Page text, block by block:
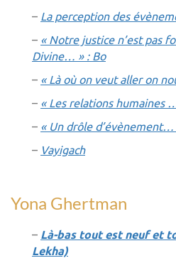
– La perception des
– « Notre justice n’est pas
Divine… » : Bo
– « Là où on veut aller on
– « Les relations humaines
– « Un drôle d’évènement…
– Vayigach
Yona Ghertman
– Là-bas tout est neuf et
Lekha)